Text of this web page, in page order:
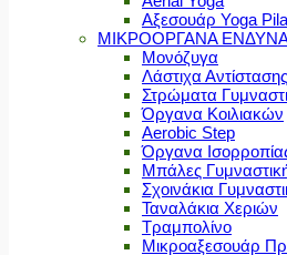
Αξεσουάρ Yoga
ΜΙΚΡΟΟΡΓΑΝΑ
Μονόζυγα
Λάστιχα Αντίστασης
Στρώματα
Όργανα Κοιλιακών
Aerobic Step
Όργανα
Μπάλες
Σχοινάκια
Ταναλάκια Χεριών
Τραμπολίνο
Μικροαξεσουάρ